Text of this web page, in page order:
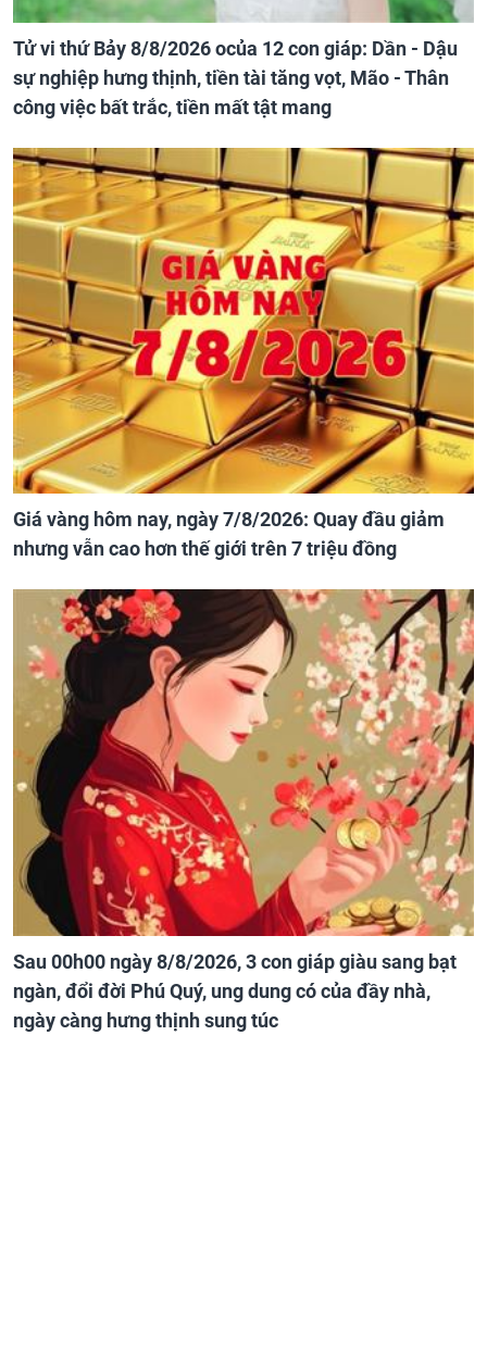
Tử vi thứ Bảy 8/8/2026 ocủa 12 con giáp: Dần - Dậu
sự nghiệp hưng thịnh, tiền tài tăng vọt, Mão - Thân
công việc bất trắc, tiền mất tật mang
Giá vàng hôm nay, ngày 7/8/2026: Quay đầu giảm
nhưng vẫn cao hơn thế giới trên 7 triệu đồng
Sau 00h00 ngày 8/8/2026, 3 con giáp giàu sang bạt
ngàn, đổi đời Phú Quý, ung dung có của đầy nhà,
ngày càng hưng thịnh sung túc